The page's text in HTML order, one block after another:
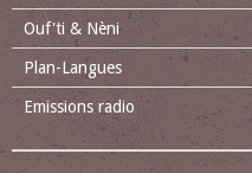
Ouf'ti & Nèni
Plan-Langues
Emissions radio